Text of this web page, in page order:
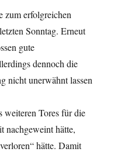
zum erfolgreichen
Sonntag. Erneut
gute
dennoch die
nicht unerwähnt lassen
weiteren Tores für die
nachgeweint hätte,
hätte. Damit